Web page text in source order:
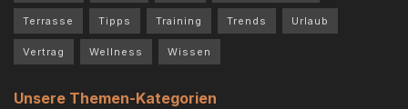
Terrasse Tipps Training Trends Urlaub
Vertrag Wellness Wissen
Unsere Themen-Kategorien